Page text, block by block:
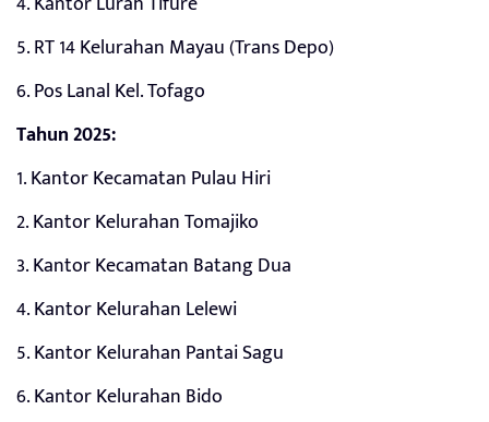
5. RT 14 Kelurahan Mayau (Trans Depo)
6. Pos Lanal Kel. Tofago
Tahun 2025:
1. Kantor Kecamatan Pulau Hiri
2. Kantor Kelurahan Tomajiko
3. Kantor Kecamatan Batang Dua
4. Kantor Kelurahan Lelewi
5. Kantor Kelurahan Pantai Sagu
6. Kantor Kelurahan Bido